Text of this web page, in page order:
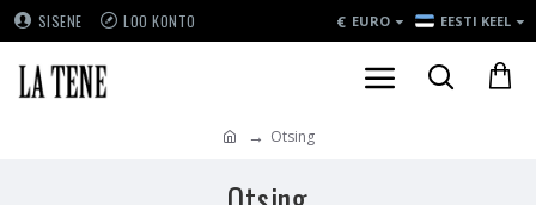
SISENE LOO KONTO € EURO EESTI KEEL
Otsing